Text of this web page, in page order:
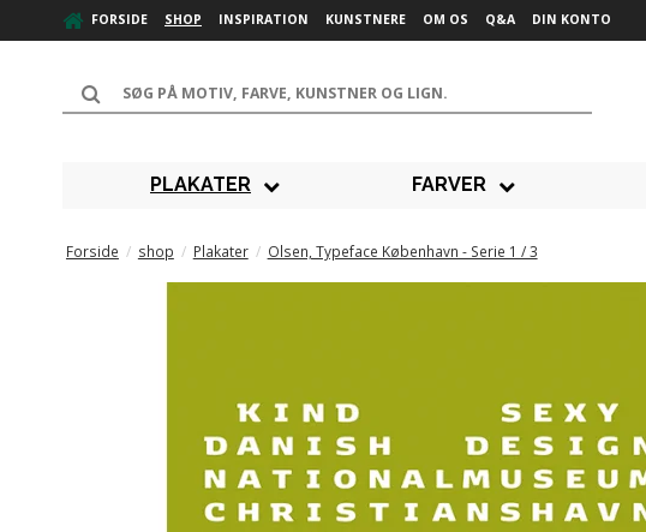
FORSIDE SHOP INSPIRATION KUNSTNERE OM OS Q&A DIN KONTO
PLAKATER FARVER
Forside / shop / Plakater / Olsen, Typeface København - Serie 1 / 3